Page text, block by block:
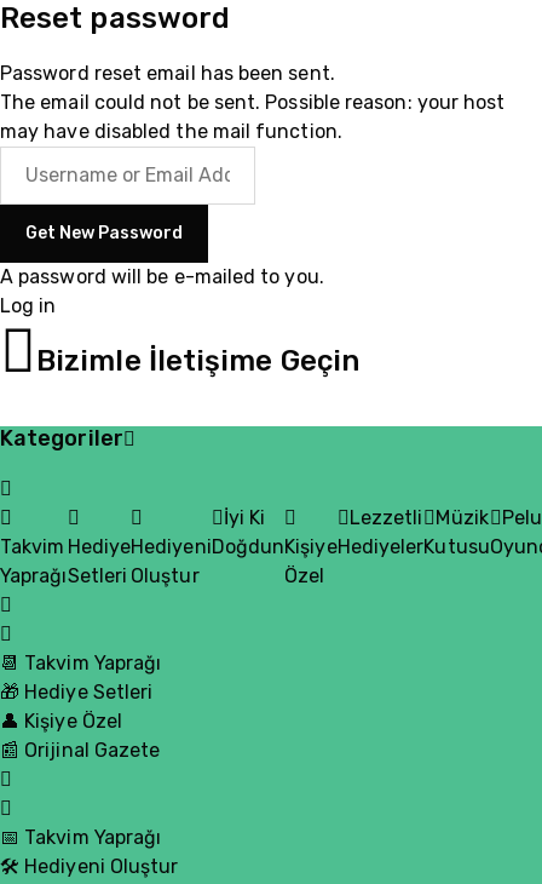
Reset password
Password reset email has been sent.
The email could not be sent. Possible reason: your host
may have disabled the mail function.
A password will be e-mailed to you.
Log in
Bizimle İletişime Geçin
Kategoriler
Takvim
Yaprağı
Hediye
Setleri
Hediyeni
Oluştur
İyi Ki
DoğdunKişiye
Özel
Lezzetli
Hediyeler
Müzik
Kutusu
📆 Takvim Yaprağı
🎁 Hediye Setleri
👤 Kişiye Özel
📰 Orijinal Gazete
📅 Takvim Yaprağı
🛠️ Hediyeni Oluştur